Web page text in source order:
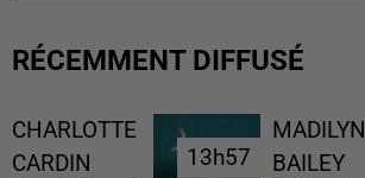
RÉCEMMENT DIFFUSÉ
CHARLOTTE
CARDIN
13h57
13h57
MADILYN
BAILEY